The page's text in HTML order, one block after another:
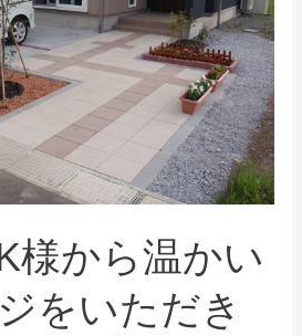
様から温かい
をいただき